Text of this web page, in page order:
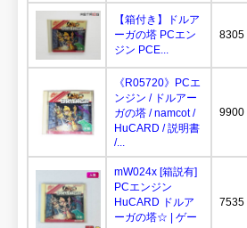
【箱付き】ドルア
ーガの塔 PCエン
ジン PCE...
8305
《R05720》PCエ
ンジン / ドルアー
ガの塔 / namcot /
HuCARD / 説明書
/...
9900
mW024x [箱説有]
PCエンジン
HuCARD ドルア
ーガの塔☆ | ゲー
7535